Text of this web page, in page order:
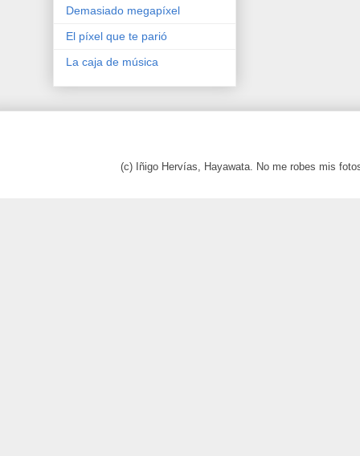
Demasiado megapíxel
El píxel que te parió
La caja de música
(c) Iñigo Hervías, Hayawata. No me robes mis